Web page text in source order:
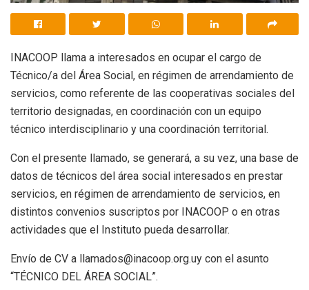
INACOOP llama a interesados en ocupar el cargo de
Técnico/a del Área Social, en régimen de arrendamiento de
servicios, como referente de las cooperativas sociales del
territorio designadas, en coordinación con un equipo
técnico interdisciplinario y una coordinación territorial.
Con el presente llamado, se generará, a su vez, una base de
datos de técnicos del área social interesados en prestar
servicios, en régimen de arrendamiento de servicios, en
distintos convenios suscriptos por INACOOP o en otras
actividades que el Instituto pueda desarrollar.
Envío de CV a llamados@inacoop.org.uy con el asunto
“TÉCNICO DEL ÁREA SOCIAL”.